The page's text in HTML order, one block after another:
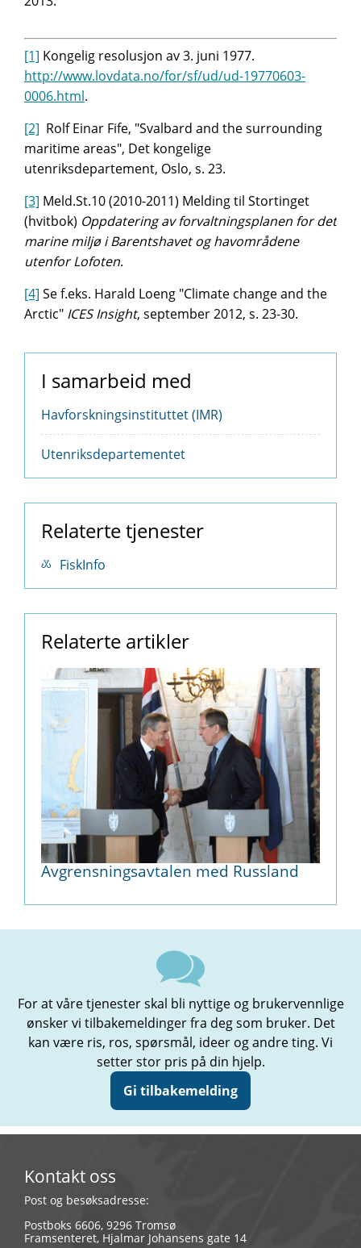
[1] Kongelig resolusjon av 3. juni 1977.
http://www.lovdata.no/for/sf/ud/ud-19770603-
0006.html.
[2] Rolf Einar Fife, "Svalbard and the surrounding
maritime areas", Det kongelige
utenriksdepartement, Oslo, s. 23.
[3] Meld.St.10 (2010-2011) Melding til Stortinget
(hvitbok) Oppdatering av forvaltningsplanen for det
marine miljø i Barentshavet og havområdene
utenfor Lofoten.
[4] Se f.eks. Harald Loeng "Climate change and the
Arctic" ICES Insight, september 2012, s. 23-30.
I samarbeid med
Havforskningsinstituttet (IMR)
Utenriksdepartementet
Relaterte tjenester
FiskInfo
Relaterte artikler
Avgrensningsavtalen med Russland
For at våre tjenester skal bli nyttige og brukervennlige
ønsker vi tilbakemeldinger fra deg som bruker. Det
kan være ris, ros, spørsmål, ideer og andre ting. Vi
setter stor pris på din hjelp.
Gi tilbakemelding
Kontakt oss
Post og besøksadresse:
Postboks 6606, 9296 Tromsø
Framsenteret, Hjalmar Johansens gate 14